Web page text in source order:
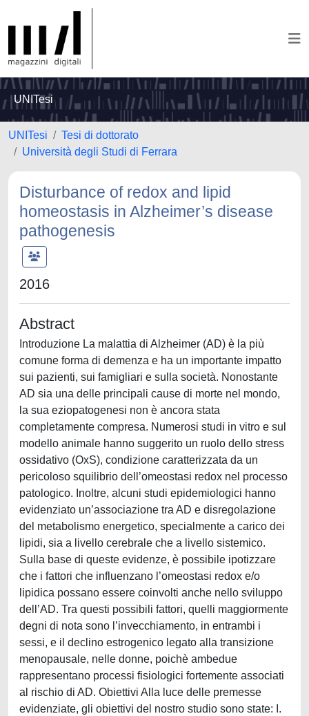
UNITesi
UNITesi
Tesi di dottorato
Università degli Studi di Ferrara
Disturbance of redox and lipid
homeostasis in Alzheimer’s disease
pathogenesis
2016
Abstract
Introduzione La malattia di Alzheimer (AD) è la più
comune forma di demenza e ha un importante impatto
sui pazienti, sui famigliari e sulla società. Nonostante
AD sia una delle principali cause di morte nel mondo,
la sua eziopatogenesi non è ancora stata
completamente compresa. Numerosi studi in vitro e sul
modello animale hanno suggerito un ruolo dello stress
ossidativo (OxS), condizione caratterizzata da un
pericoloso squilibrio dell’omeostasi redox nel processo
patologico. Inoltre, alcuni studi epidemiologici hanno
evidenziato un’associazione tra AD e disregolazione
del metabolismo energetico, specialmente a carico dei
lipidi, sia a livello cerebrale che a livello sistemico.
Sulla base di queste evidenze, è possibile ipotizzare
che i fattori che influenzano l’omeostasi redox e/o
lipidica possano essere coinvolti anche nello sviluppo
dell’AD. Tra questi possibili fattori, quelli maggiormente
degni di nota sono l’invecchiamento, in entrambi i
sessi, e il declino estrogenico legato alla transizione
menopausale, nelle donne, poichè ambedue
rappresentano processi fisiologici fortemente associati
al rischio di AD. Obiettivi Alla luce delle premesse
evidenziate, gli obiettivi del nostro studio sono state: I.